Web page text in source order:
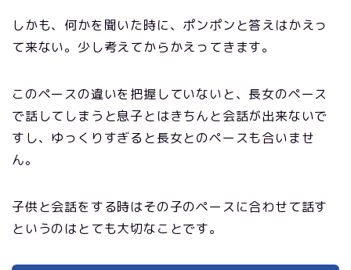
しかも、何かを聞いた時に、ポンポンと答えはかえっ
て来ない。少し考えてからかえってきます。
このペースの違いを把握していないと、長女のペース
で話してしまうと息子とはきちんと会話が出来ないで
すし、ゆっくりすぎると長女とのペースも合いませ
ん。
子供と会話をする時はその子のペースに合わせて話す
というのはとても大切なことです。